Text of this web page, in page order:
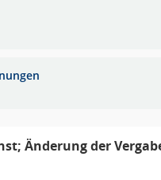
Änderung der